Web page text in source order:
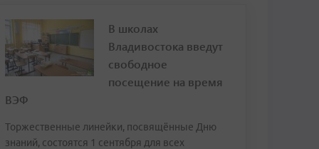
В школах
Владивостока введут
свободное
посещение на время
ВЭФ
Торжественные линейки, посвящённые Дню
знаний, состоятся 1 сентября для всех